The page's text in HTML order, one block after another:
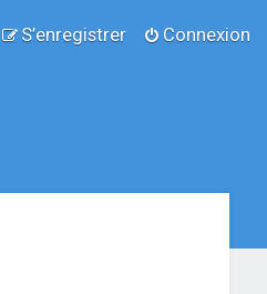
Connexion
S’enregistrer